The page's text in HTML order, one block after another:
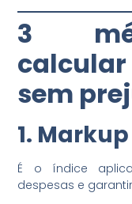
3
calcular
sem
1. Markup
É o índice
despesas e